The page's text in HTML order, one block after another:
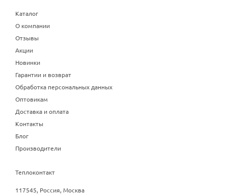
Каталог
О компании
Отзывы
Акции
Новинки
Гарантии и возврат
Обработка персональных данных
Оптовикам
Доставка и оплата
Контакты
Блог
Производители
Теплоконтакт
117545, Россия, Москва